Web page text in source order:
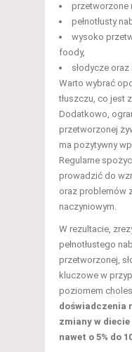
przetworzone
pełnotłusty
wysoko
foody,
słodycze
Warto wybrać
tłuszczu, co jest
Dodatkowo,
przetworzonej
ma pozytywny
Regularne
prowadzić do
oraz problemów
naczyniowym.
W rezultacie,
pełnotłustego
przetworzonej,
kluczowe w
poziomem
doświadczenia
zmiany w
nawet o 5% do